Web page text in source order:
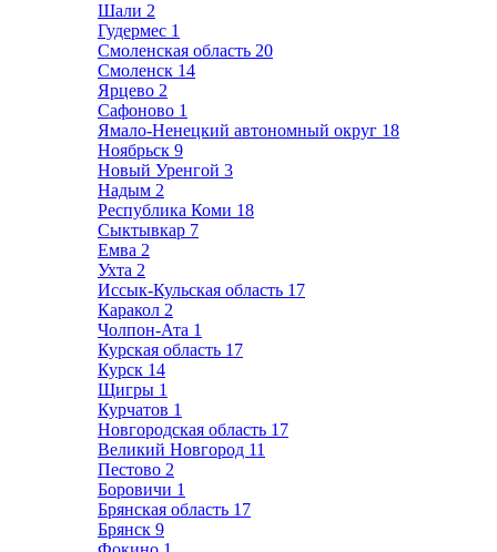
Шали 2
Гудермес 1
Смоленская область 20
Смоленск 14
Ярцево 2
Сафоново 1
Ямало-Ненецкий автономный округ 18
Ноябрьск 9
Новый Уренгой 3
Надым 2
Республика Коми 18
Сыктывкар 7
Емва 2
Ухта 2
Иссык-Кульская область 17
Каракол 2
Чолпон-Ата 1
Курская область 17
Курск 14
Щигры 1
Курчатов 1
Новгородская область 17
Великий Новгород 11
Пестово 2
Боровичи 1
Брянская область 17
Брянск 9